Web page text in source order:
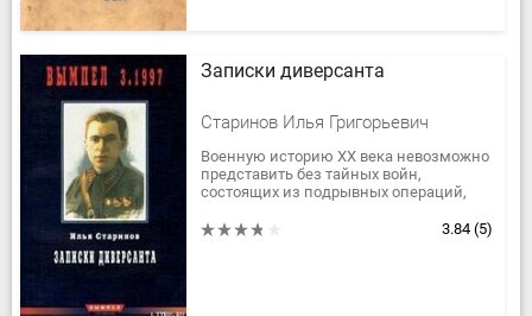
Записки диверсанта
Старинов Илья Григорьевич
Военную историю XX века невозможно
представить без тайных войн,
состоящих из подрывных операций,
партизанской борьбы. Один из
3.84 (5)